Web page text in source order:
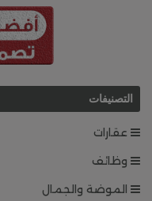
التصنيفات
عقارات
وظائف
الموضة والجمال